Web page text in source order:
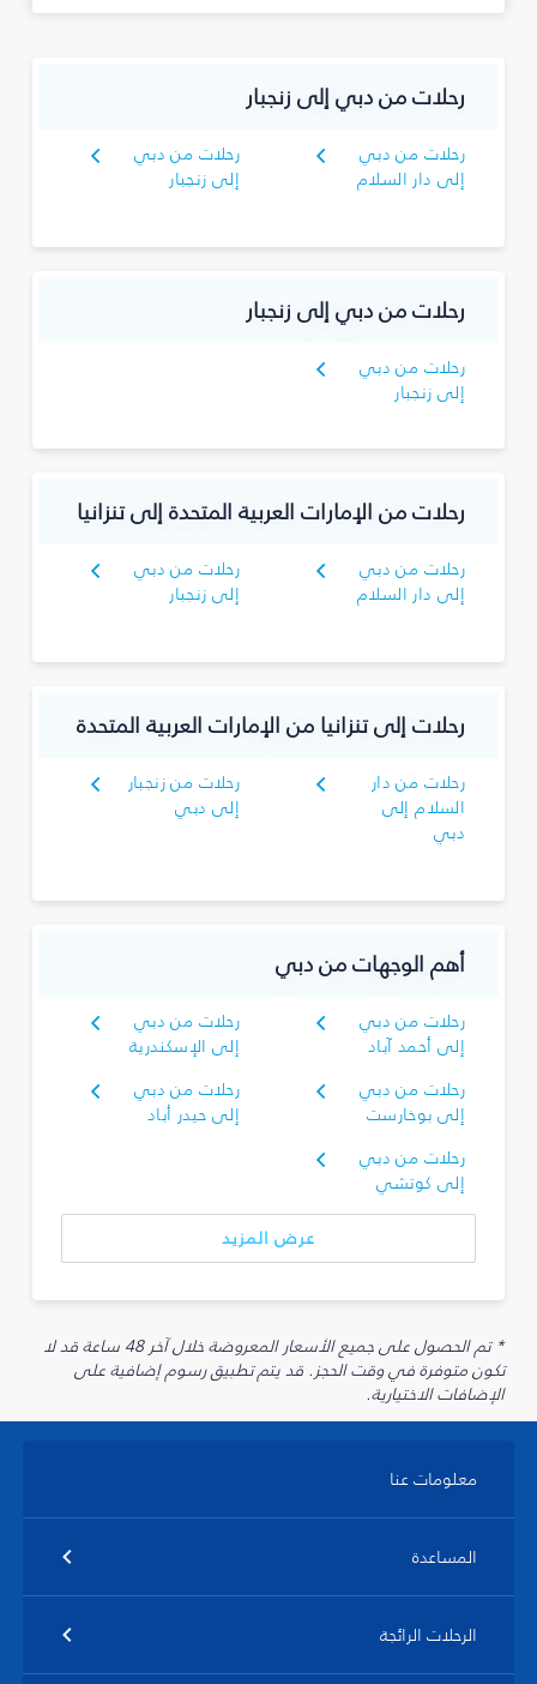
رحلات من دبي إلى زنجبار
رحلات من دبي
إلى دار السلام
رحلات من دبي
إلى زنجبار
رحلات من دبي إلى زنجبار
رحلات من دبي
إلى زنجبار
رحلات من الإمارات العربية المتحدة إلى تنزانيا
رحلات من دبي
إلى دار السلام
رحلات من دبي
إلى زنجبار
رحلات إلى تنزانيا من الإمارات العربية المتحدة
رحلات من دار
السلام إلى
دبي
رحلات من زنجبار
إلى دبي
أهم الوجهات من دبي
رحلات من دبي
إلى أحمد آباد
رحلات من دبي
إلى الإسكندرية
رحلات من دبي
إلى بوخارست
رحلات من دبي
إلى حيدر أباد
رحلات من دبي
إلى كوتشي
عرض المزيد
* تم الحصول على جميع الأسعار المعروضة خلال آخر 48 ساعة قد لا
تكون متوفرة في وقت الحجز. قد يتم تطبيق رسوم إضافية على
الإضافات الاختيارية.
معلومات عنا
المساعدة
الرحلات الرائجة